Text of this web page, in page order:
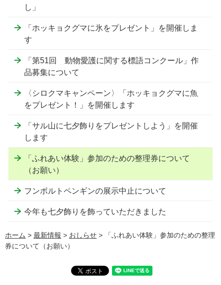
し」
「ホッキョクグマに氷をプレゼント」を開催しま
す
「第51回 動物愛護に関する標語コンクール」作
品募集について
〈シロクマキャンペーン〉「ホッキョクグマに魚
をプレゼント！」を開催します
「サル山に七夕飾りをプレゼントしよう」を開催
します
「ふれあい体験」参加のための整理券について
（お願い）
フンボルトペンギンの展示中止について
今年も七夕飾りを飾っていただきました
ホーム > 最新情報 > おしらせ > 「ふれあい体験」参加のための整理
券について（お願い）